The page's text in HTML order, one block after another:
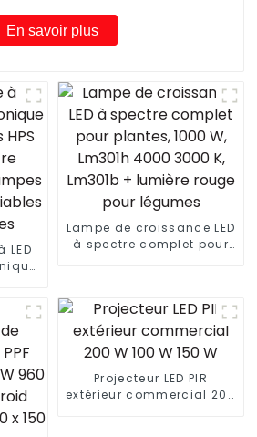
En savoir plus
LED
Lampe de croissance LED
à spectre complet pour
légumes
Projecteur LED PIR
extérieur commercial 200